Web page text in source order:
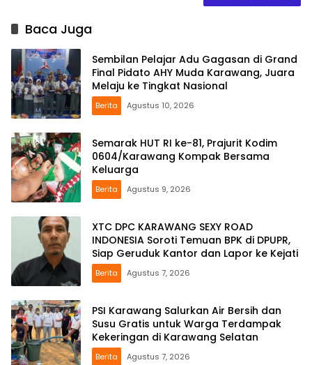
Baca Juga
Sembilan Pelajar Adu Gagasan di Grand
Final Pidato AHY Muda Karawang, Juara
Melaju ke Tingkat Nasional
Berita Agustus 10, 2026
Semarak HUT RI ke-81, Prajurit Kodim
0604/Karawang Kompak Bersama
Keluarga
Berita Agustus 9, 2026
XTC DPC KARAWANG SEXY ROAD
INDONESIA Soroti Temuan BPK di DPUPR,
Siap Geruduk Kantor dan Lapor ke Kejati
Berita Agustus 7, 2026
PSI Karawang Salurkan Air Bersih dan
Susu Gratis untuk Warga Terdampak
Kekeringan di Karawang Selatan
Berita Agustus 7, 2026